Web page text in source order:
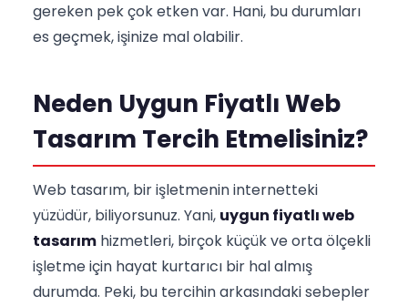
gereken pek çok etken var. Hani, bu durumları
es geçmek, işinize mal olabilir.
Neden Uygun Fiyatlı Web
Tasarım Tercih Etmelisiniz?
Web tasarım, bir işletmenin internetteki
yüzüdür, biliyorsunuz. Yani, uygun fiyatlı web
tasarım hizmetleri, birçok küçük ve orta ölçekli
işletme için hayat kurtarıcı bir hal almış
durumda. Peki, bu tercihin arkasındaki sebepler